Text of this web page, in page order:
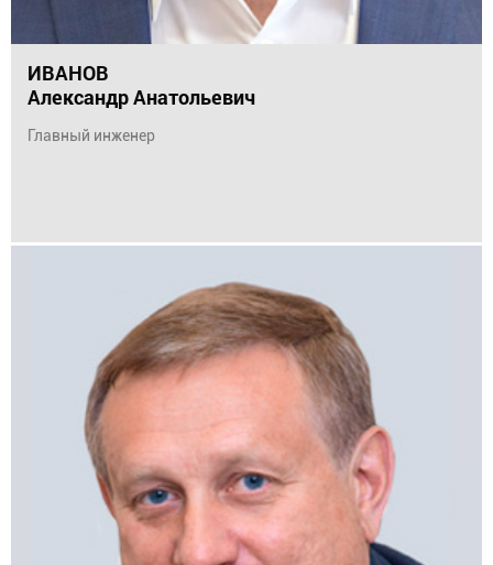
ИВАНОВ
Александр Анатольевич
Главный инженер